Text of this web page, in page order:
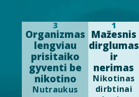
3
Organizmas
lengviau
prisitaiko
gyventi be
nikotino
Nutraukus
1
Mažesnis
dirglumas
ir
nerimas
Nikotinas
dirbtinai